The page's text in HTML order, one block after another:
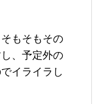
もそもその
、予定外の
イライラし